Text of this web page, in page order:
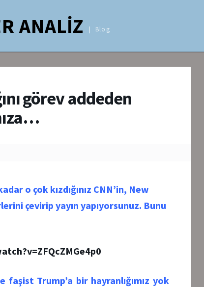
ANALİZ Blog
görev addeden
o çok kızdığınız CNN’in, New
çevirip yayın yapıyorsunuz. Bunu
Trump’a bir hayranlığımız yok